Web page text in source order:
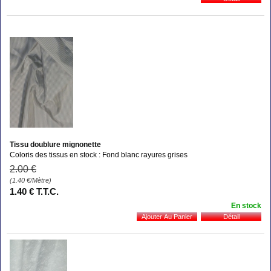
Sophie C.
le 17/12/2016
Parfait
Tissu doublure mignonette
Coloris des tissus en stock : Fond blanc rayures grises
2.00 €
(1.40 €/Mètre)
1.40 € T.T.C.
En stock